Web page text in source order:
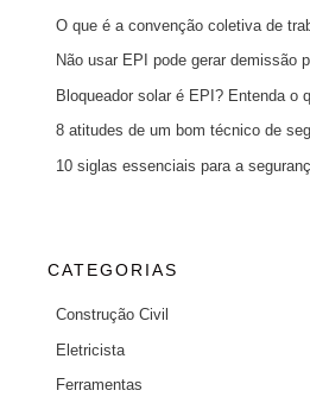
O que é a convenção coletiva de
Não usar EPI pode gerar demissão
Bloqueador solar é EPI? Entenda o
8 atitudes de um bom técnico de
10 siglas essenciais para a
CATEGORIAS
Construção Civil
Eletricista
Ferramentas